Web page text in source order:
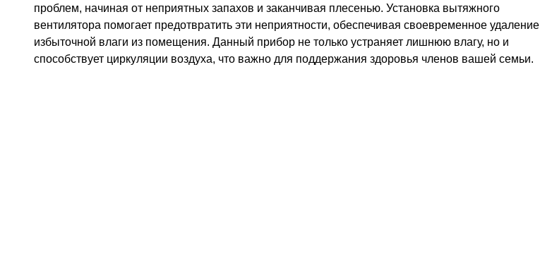
проблем, начиная от неприятных запахов и заканчивая плесенью. Установка вытяжного
вентилятора помогает предотвратить эти неприятности, обеспечивая своевременное удаление
избыточной влаги из помещения. Данный прибор не только устраняет лишнюю влагу, но и
способствует циркуляции воздуха, что важно для поддержания здоровья членов вашей семьи.